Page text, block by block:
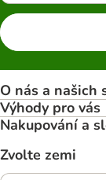
O nás a našich
Výhody pro vás
Nakupování a
Zvolte zemi